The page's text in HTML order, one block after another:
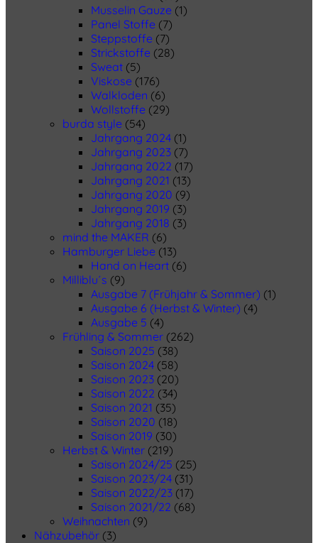
Musselin Gauze (1)
Panel Stoffe (7)
Steppstoffe (7)
Strickstoffe (28)
Sweat (5)
Viskose (176)
Walkloden (6)
Wollstoffe (29)
burda style (54)
Jahrgang 2024 (1)
Jahrgang 2023 (7)
Jahrgang 2022 (17)
Jahrgang 2021 (13)
Jahrgang 2020 (9)
Jahrgang 2019 (3)
Jahrgang 2018 (3)
mind the MAKER (6)
Hamburger Liebe (13)
Hand on Heart (6)
Milliblu´s (9)
Ausgabe 7 (Frühjahr & Sommer) (1)
Ausgabe 6 (Herbst & Winter) (4)
Ausgabe 5 (4)
Frühling & Sommer (262)
Saison 2025 (38)
Saison 2024 (58)
Saison 2023 (20)
Saison 2022 (34)
Saison 2021 (35)
Saison 2020 (18)
Saison 2019 (30)
Herbst & Winter (219)
Saison 2024/25 (25)
Saison 2023/24 (31)
Saison 2022/23 (17)
Saison 2021/22 (68)
Weihnachten (9)
Nähzubehör (3)